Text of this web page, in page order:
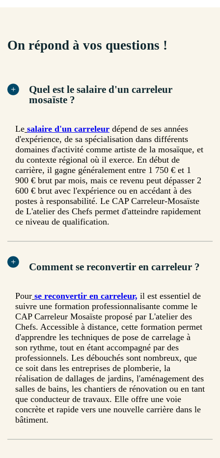
On répond à vos questions !
Quel est le salaire d'un carreleur
mosaïste ?
Le salaire d'un carreleur dépend de ses années
d'expérience, de sa spécialisation dans différents
domaines d'activité comme artiste de la mosaïque, et
du contexte régional où il exerce. En début de
carrière, il gagne généralement entre 1 750 € et 1
900 € brut par mois, mais ce revenu peut dépasser 2
600 € brut avec l'expérience ou en accédant à des
postes à responsabilité. Le CAP Carreleur-Mosaïste
de L'atelier des Chefs permet d'atteindre rapidement
ce niveau de qualification.
Comment se reconvertir en carreleur ?
Pour se reconvertir en carreleur, il est essentiel de
suivre une formation professionnalisante comme le
CAP Carreleur Mosaïste proposé par L'atelier des
Chefs. Accessible à distance, cette formation permet
d'apprendre les techniques de pose de carrelage à
son rythme, tout en étant accompagné par des
professionnels. Les débouchés sont nombreux, que
ce soit dans les entreprises de plomberie, la
réalisation de dallages de jardins, l'aménagement des
salles de bains, les chantiers de rénovation ou en tant
que conducteur de travaux. Elle offre une voie
concrète et rapide vers une nouvelle carrière dans le
bâtiment.